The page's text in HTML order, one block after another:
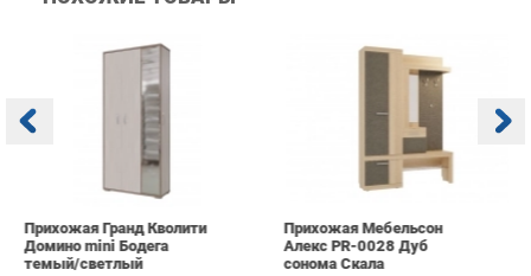
Прихожая Гранд Кволити
Домино mini Бодега
12 760 ₽
Прихожая Мебельсон
Алекс PR-0028 Дуб
КАТАЛОГ
Коллекции
ГОРОДА
Весь мир